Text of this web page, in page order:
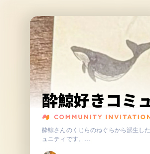
酔鯨好きコミ
酔鯨さんのくじらのねぐらから派生し
ュニティです。